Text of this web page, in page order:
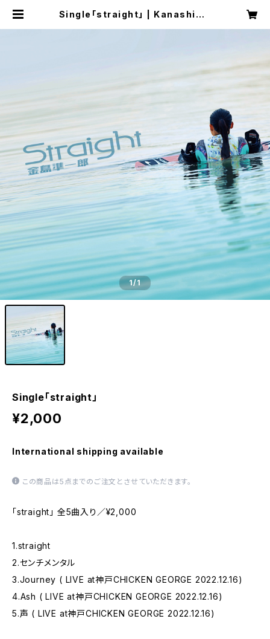
Single「straight」 | Kanashima
1/1
Single「straight」
¥2,000
International shipping available
この商品は5点までのご注文とさせていただきます。
「straight」 全5曲入り／¥2,000
1.straight
2.センチメンタル
3.Journey ( LIVE at神戸CHICKEN GEORGE 2022.12.16)
4.Ash ( LIVE at神戸CHICKEN GEORGE 2022.12.16)
5.声 ( LIVE at神戸CHICKEN GEORGE 2022.12.16)